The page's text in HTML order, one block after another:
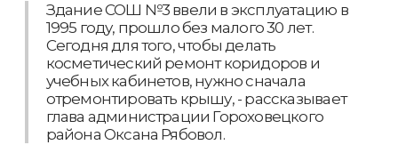
Здание СОШ №3 ввели в эксплуатацию в
1995 году, прошло без малого 30 лет.
Сегодня для того, чтобы делать
косметический ремонт коридоров и
учебных кабинетов, нужно сначала
отремонтировать крышу, - рассказывает
глава администрации Гороховецкого
района Оксана Рябовол.